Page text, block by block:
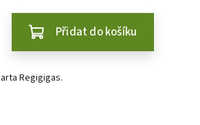
Přidat do košíku
Regigigas.